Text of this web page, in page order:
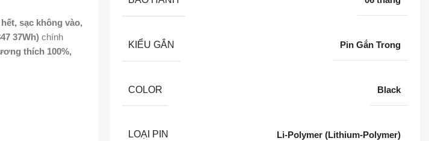
sạc không vào,
37Wh) chính
thích 100%,
KIỂU GẮN Pin Gắn Trong
COLOR Black
LOẠI PIN Li-Polymer (Lithium-Polymer)